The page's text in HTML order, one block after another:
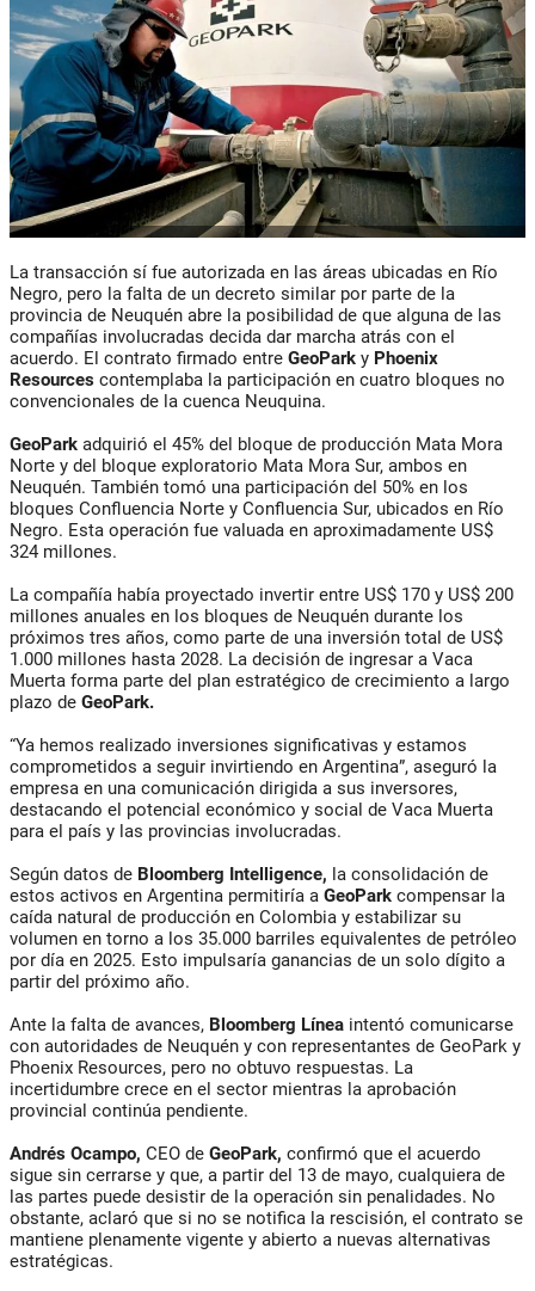
La transacción sí fue autorizada en las áreas ubicadas en Río
Negro, pero la falta de un decreto similar por parte de la
provincia de Neuquén abre la posibilidad de que alguna de las
compañías involucradas decida dar marcha atrás con el
acuerdo. El contrato firmado entre GeoPark y Phoenix
Resources contemplaba la participación en cuatro bloques no
convencionales de la cuenca Neuquina.
GeoPark adquirió el 45% del bloque de producción Mata Mora
Norte y del bloque exploratorio Mata Mora Sur, ambos en
Neuquén. También tomó una participación del 50% en los
bloques Confluencia Norte y Confluencia Sur, ubicados en Río
Negro. Esta operación fue valuada en aproximadamente US$
324 millones.
La compañía había proyectado invertir entre US$ 170 y US$ 200
millones anuales en los bloques de Neuquén durante los
próximos tres años, como parte de una inversión total de US$
1.000 millones hasta 2028. La decisión de ingresar a Vaca
Muerta forma parte del plan estratégico de crecimiento a largo
plazo de GeoPark.
“Ya hemos realizado inversiones significativas y estamos
comprometidos a seguir invirtiendo en Argentina”, aseguró la
empresa en una comunicación dirigida a sus inversores,
destacando el potencial económico y social de Vaca Muerta
para el país y las provincias involucradas.
Según datos de Bloomberg Intelligence, la consolidación de
estos activos en Argentina permitiría a GeoPark compensar la
caída natural de producción en Colombia y estabilizar su
volumen en torno a los 35.000 barriles equivalentes de petróleo
por día en 2025. Esto impulsaría ganancias de un solo dígito a
partir del próximo año.
Ante la falta de avances, Bloomberg Línea intentó comunicarse
con autoridades de Neuquén y con representantes de GeoPark y
Phoenix Resources, pero no obtuvo respuestas. La
incertidumbre crece en el sector mientras la aprobación
provincial continúa pendiente.
Andrés Ocampo, CEO de GeoPark, confirmó que el acuerdo
sigue sin cerrarse y que, a partir del 13 de mayo, cualquiera de
las partes puede desistir de la operación sin penalidades. No
obstante, aclaró que si no se notifica la rescisión, el contrato se
mantiene plenamente vigente y abierto a nuevas alternativas
estratégicas.